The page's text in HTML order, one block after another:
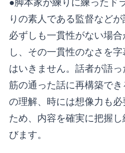
●脚本家が練りに練ったド
りの素人である監督など
必ずしも一貫性がない場
し、その一貫性のなさを
はいきません。話者が語っ
筋の通った話に再構築で
の理解、時には想像力も
ため、内容を確実に把握
びます。